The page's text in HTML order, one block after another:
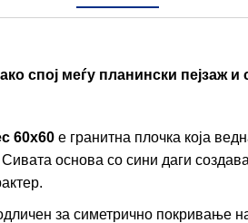
спој меѓу планински пејзаж
60x60е гранитна плочка која
основа со сини даги
за симетрично покривање